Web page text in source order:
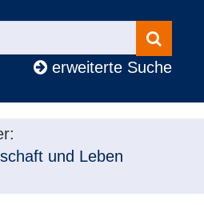
Kurse
suchen
erweiterte Suche
und Leben